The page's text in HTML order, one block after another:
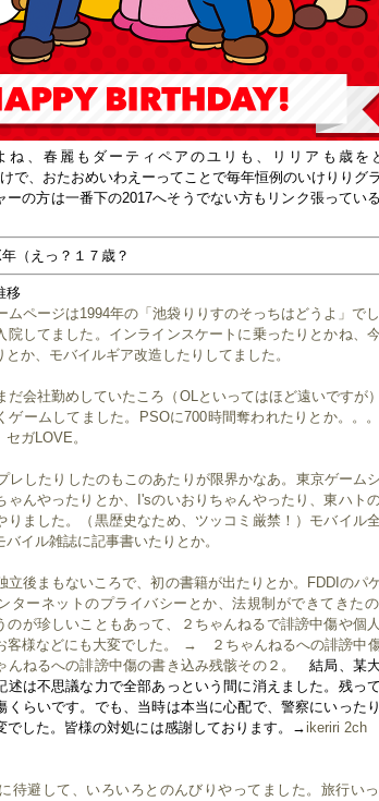
ね、春麗もダーティペアのユリも、リリアも歳を
で、おたおめいわえーってことで毎年恒例のいけりりグ
ーの方は一番下の2017へそうでない方もリンク張ってい
（えっ？１７歳？
移
ページは1994年の「池袋りりすのそっちはどうよ」で
院してました。インラインスケートに乗ったりとかね、
とか、モバイルギア改造したりしてました。
会社勤めしていたころ（OLといってはほど遠いですが
ゲームしてました。PSOに700時間奪われたりとか。。
ガLOVE。
レしたりしたのもこのあたりが限界かなあ。東京ゲーム
ゃんやったりとか、I'sのいおりちゃんやったり、東ハト
りました。（黒歴史なため、ツッコミ厳禁！）モバイル
イル雑誌に記事書いたりとか。
後まもないころで、初の書籍が出たりとか。FDDIのパ
ターネットのプライバシーとか、法規制ができてきた
のが珍しいこともあって、２ちゃんねるで誹謗中傷や個
客様などにも大変でした。 →
２ちゃんねるへの誹謗中
んねるへの誹謗中傷の書き込み残骸その２。
結局、某
述は不思議な力で全部あっという間に消えました。残っ
くらいです。でも、当時は本当に心配で、警察にいった
でした。皆様の対処には感謝しております。→ikeriri 2ch
待避して、いろいろとのんびりやってました。旅行いっ